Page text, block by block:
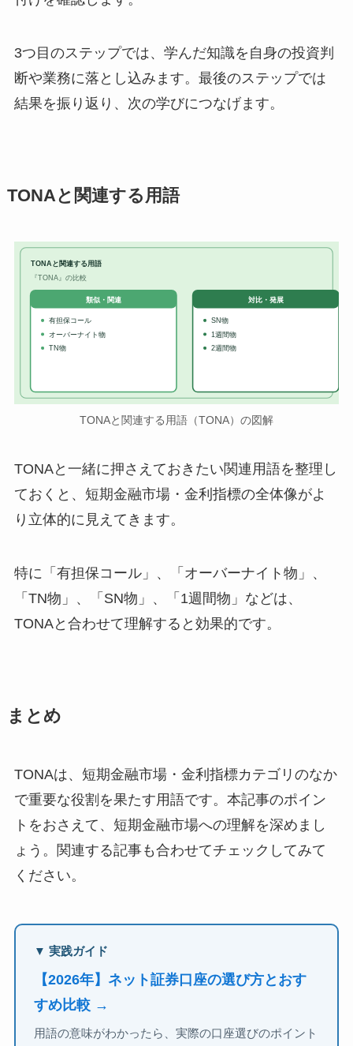
3つ目のステップでは、学んだ知識を自身の投資判
断や業務に落とし込みます。最後のステップでは
結果を振り返り、次の学びにつなげます。
TONAと関連する用語
TONAと関連する用語
『TONA』の比較
類似・関連
有担保コール
オーバーナイト物
TN物
対比・発展
SN物
1週間物
2週間物
TONAと関連する用語（TONA）の図解
TONAと一緒に押さえておきたい関連用語を整理し
ておくと、短期金融市場・金利指標の全体像がよ
り立体的に見えてきます。
特に「有担保コール」、「オーバーナイト物」、
「TN物」、「SN物」、「1週間物」などは、
TONAと合わせて理解すると効果的です。
まとめ
TONAは、短期金融市場・金利指標カテゴリのなか
で重要な役割を果たす用語です。本記事のポイン
トをおさえて、短期金融市場への理解を深めまし
ょう。関連する記事も合わせてチェックしてみて
ください。
▼ 実践ガイド
【2026年】ネット証券口座の選び方とおす
すめ比較 →
用語の意味がわかったら、実際の口座選びのポイント